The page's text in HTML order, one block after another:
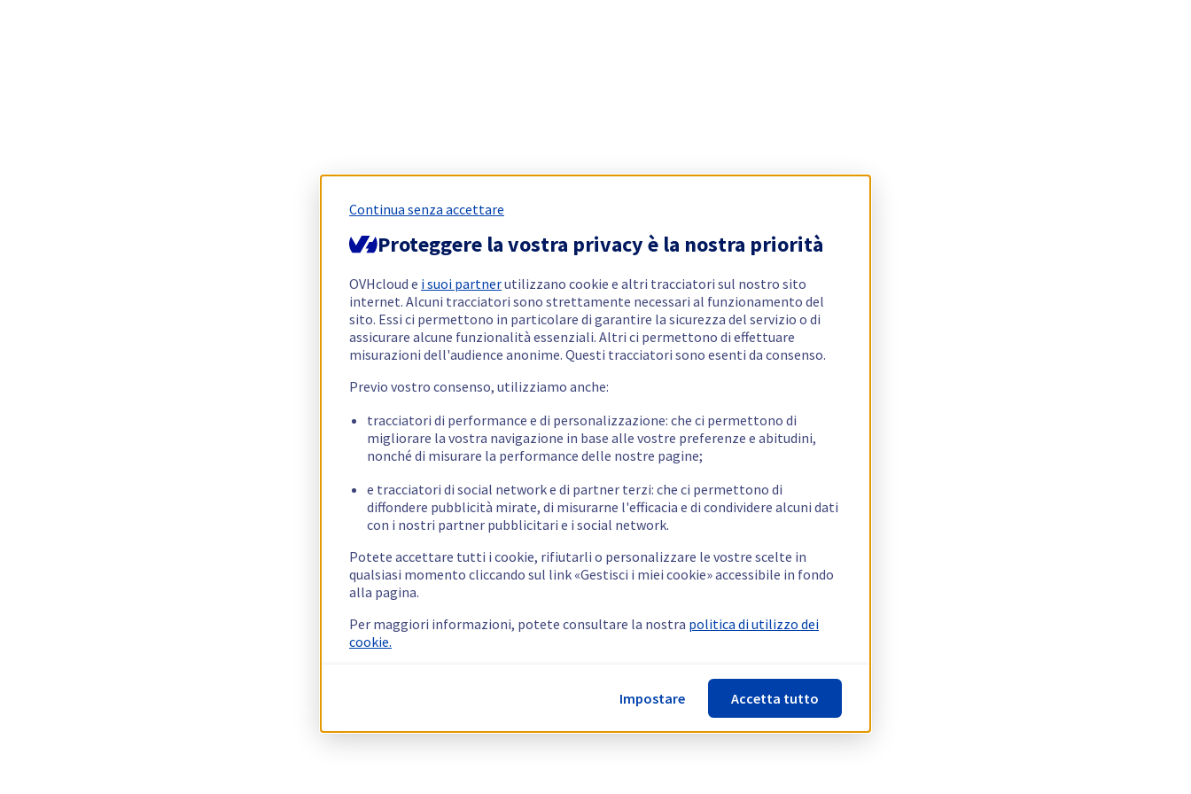
Continua senza accettare
Proteggere la vostra privacy è la nostra priorità
OVHcloud e i suoi partnerutilizzano cookie e altri tracciatori sul nostro sito
internet. Alcuni tracciatori sono strettamente necessari al funzionamento del
sito. Essi ci permettono in particolare di garantire la sicurezza del servizio o di
assicurare alcune funzionalità essenziali. Altri ci permettono di effettuare
misurazioni dell'audience anonime. Questi tracciatori sono esenti da consenso.
Previo vostro consenso, utilizziamo anche:
tracciatori di performance e di personalizzazione: che ci permettono di
migliorare la vostra navigazione in base alle vostre preferenze e abitudini,
nonché di misurare la performance delle nostre pagine;
e tracciatori di social network e di partner terzi: che ci permettono di
diffondere pubblicità mirate, di misurarne l'efficacia e di condividere alcuni dati
con i nostri partner pubblicitari e i social network.
Potete accettare tutti i cookie, rifiutarli o personalizzare le vostre scelte in
qualsiasi momento cliccando sul link «Gestisci i miei cookie» accessibile in fondo
alla pagina.
Per maggiori informazioni, potete consultare la nostra politica di utilizzo dei
cookie.
Impostare Accetta tutto